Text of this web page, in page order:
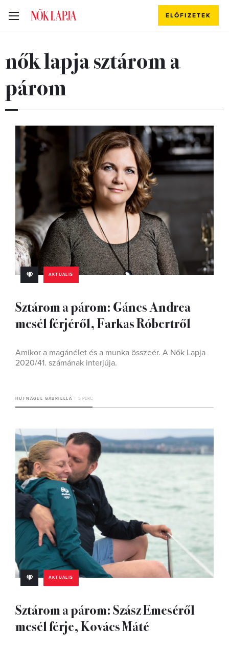
ELŐFIZETEK
nők lapja sztárom a
párom
AKTUÁLIS
Sztárom a párom: Gáncs Andrea
mesél férjéről, Farkas Róbertről
Amikor a magánélet és a munka összeér. A Nők Lapja
2020/41. számának interjúja.
HUFNÁGEL GABRIELLA 5 PERC
AKTUÁLIS
Sztárom a párom: Szász Emeséről
mesél férje, Kovács Máté